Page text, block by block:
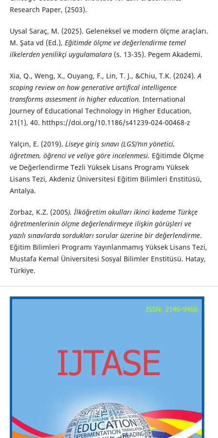
Research Paper, (2503).
Uysal Saraç, M. (2025). Geleneksel ve modern ölçme araçları.
M. Şata vd (Ed.), Eğitimde ölçme ve değerlendirme temel
ilkelerden yenilikçi uygulamalara (s. 13-35). Pegem Akademi.
Xia, Q., Weng, X., Ouyang, F., Lin, T. J., &Chiu, T.K. (2024). A
scoping review on how generative artifical intelligence
transforms assesment in higher education. International
Journey of Educational Technology in Higher Education,
21(1), 40. htthps://doi.org/10.1186/s41239-024-00468-z
Yalçın, E. (2019). Liseye giriş sınavı (LGS)’nın yönetici,
öğretmen, öğrenci ve veliye göre incelenmesi. Eğitimde Ölçme
ve Değerlendirme Tezli Yüksek Lisans Programı Yüksek
Lisans Tezi, Akdeniz Üniversitesi Eğitim Bilimleri Enstitüsü,
Antalya.
Zorbaz, K.Z. (2005). İlköğretim okulları ikinci kademe Türkçe
öğretmenlerinin ölçme değerlendirmeye ilişkin görüşleri ve
yazılı sınavlarda sordukları sorular üzerine bir değerlendirme.
Eğitim Bilimleri Programı Yayınlanmamış Yüksek Lisans Tezi,
Mustafa Kemal Üniversitesi Sosyal Bilimler Enstitüsü. Hatay,
Türkiye.